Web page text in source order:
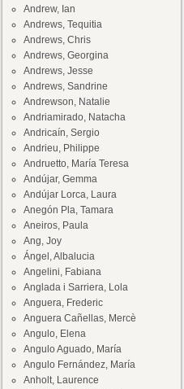
Andrew, Ian
Andrews, Tequitia
Andrews, Chris
Andrews, Georgina
Andrews, Jesse
Andrews, Sandrine
Andrewson, Natalie
Andriamirado, Natacha
Andricaín, Sergio
Andrieu, Philippe
Andruetto, María Teresa
Andújar, Gemma
Andújar Lorca, Laura
Anegón Pla, Tamara
Aneiros, Paula
Ang, Joy
Ángel, Albalucia
Angelini, Fabiana
Anglada i Sarriera, Lola
Anguera, Frederic
Anguera Cañellas, Mercè
Angulo, Elena
Angulo Aguado, María
Angulo Fernández, María
Anholt, Laurence